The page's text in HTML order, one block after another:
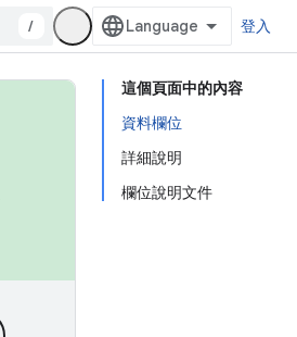
/ 登入
這個頁面中的內容
資料欄位
詳細說明
欄位說明文件